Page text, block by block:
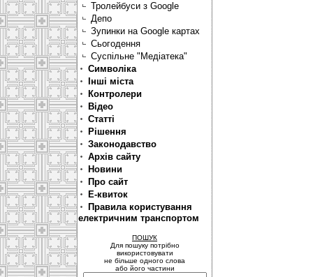
Тролейбуси з Google
Депо
Зупинки на Google картах
Сьогодення
Суспільне "Медіатека"
Символіка
Інші міста
Контролери
Відео
Статті
Рішення
Законодавство
Архів сайту
Новини
Про сайт
Е-квиток
Правила користування
електричним транспортом
ПОШУК
Для пошуку потрібно
використовувати
не більше одного слова
або його частини